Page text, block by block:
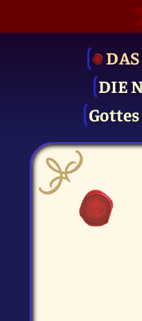
DIE